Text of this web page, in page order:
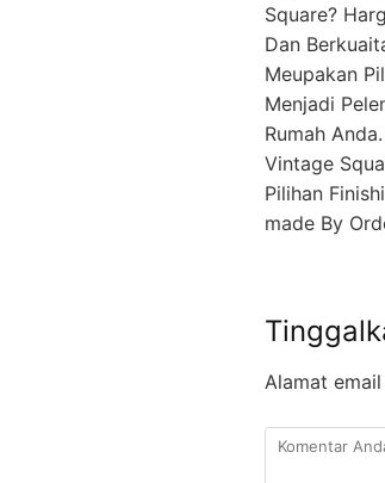
Square?
Dan
Meupakan
Menjadi
Rumah
Vintage
Pilihan
made By
Alamat